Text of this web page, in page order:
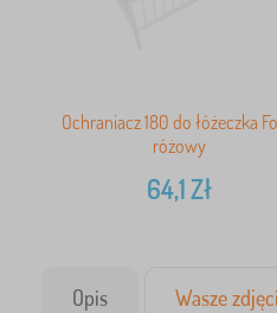
Ochraniacz 180 do łóżeczka
różowy
64,1Zł
Opis Wasze